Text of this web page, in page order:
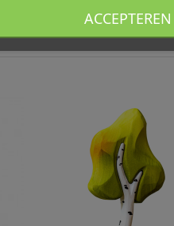
ACCEPTEREN